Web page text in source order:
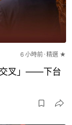
6 小時前 精選 ★
交叉」——下台